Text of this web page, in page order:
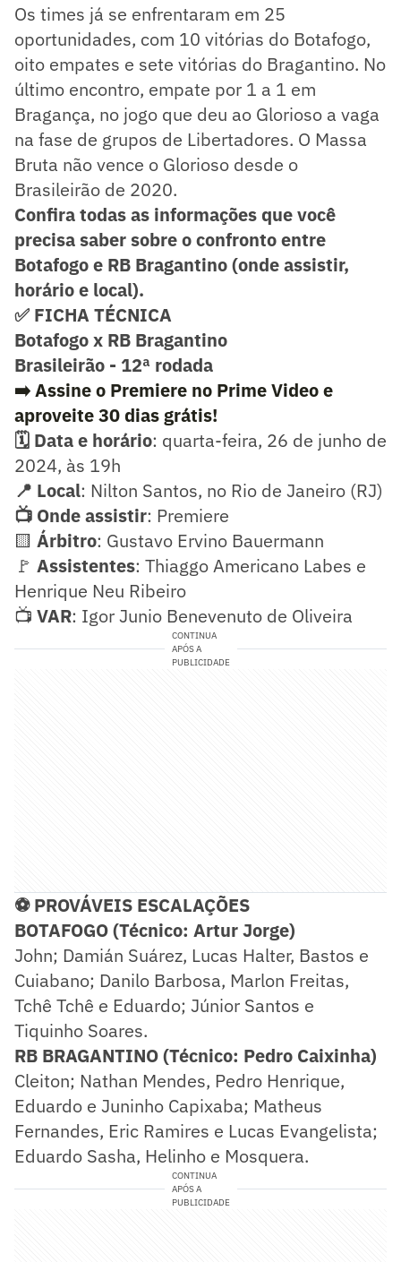
Os times já se enfrentaram em 25
oportunidades, com 10 vitórias do Botafogo,
oito empates e sete vitórias do Bragantino. No
último encontro, empate por 1 a 1 em
Bragança, no jogo que deu ao Glorioso a vaga
na fase de grupos de Libertadores. O Massa
Bruta não vence o Glorioso desde o
Brasileirão de 2020.
Confira todas as informações que você
precisa saber sobre o confronto entre
Botafogo e RB Bragantino (onde assistir,
horário e local).
✅ FICHA TÉCNICA
Botafogo x RB Bragantino
Brasileirão - 12ª rodada
➡️ Assine o Premiere no Prime Video e
aproveite 30 dias grátis!
🗓️ Data e horário: quarta-feira, 26 de junho de
2024, às 19h
📍 Local: Nilton Santos, no Rio de Janeiro (RJ)
📺 Onde assistir: Premiere
🟨 Árbitro: Gustavo Ervino Bauermann
🚩 Assistentes: Thiaggo Americano Labes e
Henrique Neu Ribeiro
📺 VAR: Igor Junio Benevenuto de Oliveira
CONTINUA
APÓS A
PUBLICIDADE
⚽ PROVÁVEIS ESCALAÇÕES
BOTAFOGO (Técnico: Artur Jorge)
John; Damián Suárez, Lucas Halter, Bastos e
Cuiabano; Danilo Barbosa, Marlon Freitas,
Tchê Tchê e Eduardo; Júnior Santos e
Tiquinho Soares.
RB BRAGANTINO (Técnico: Pedro Caixinha)
Cleiton; Nathan Mendes, Pedro Henrique,
Eduardo e Juninho Capixaba; Matheus
Fernandes, Eric Ramires e Lucas Evangelista;
Eduardo Sasha, Helinho e Mosquera.
CONTINUA
APÓS A
PUBLICIDADE